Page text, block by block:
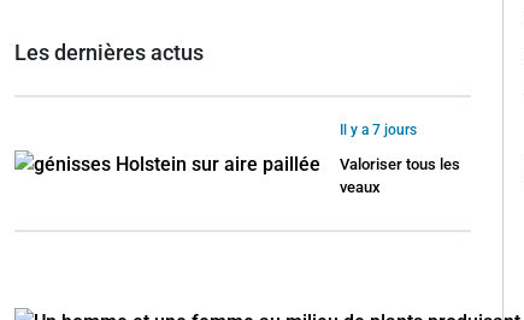
Les dernières actus
Il y a 7 jours
Valoriser tous les
veaux